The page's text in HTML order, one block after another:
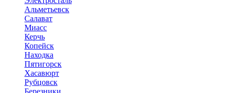
Альметьевск
Салават
Миасс
Керчь
Копейск
Находка
Пятигорск
Хасавюрт
Рубцовск
Березники